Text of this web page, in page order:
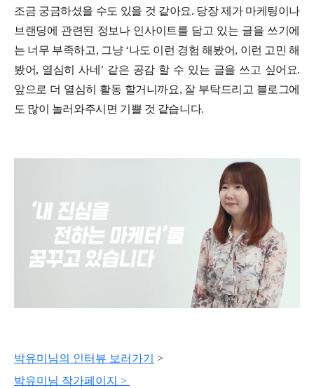
조금 궁금하셨을 수도 있을 것 같아요. 당장 제가 마케팅이나
브랜딩에 관련된 정보나 인사이트를 담고 있는 글을 쓰기에
는 너무 부족하고, 그냥 ‘나도 이런 경험 해봤어, 이런 고민 해
봤어, 열심히 사네’ 같은 공감 할 수 있는 글을 쓰고 싶어요.
앞으로 더 열심히 활동 할거니까요, 잘 부탁드리고 블로그에
도 많이 놀러와주시면 기쁠 것 같습니다.
박유미님의 인터뷰 보러가기
>
박유미님 작가페이지 >